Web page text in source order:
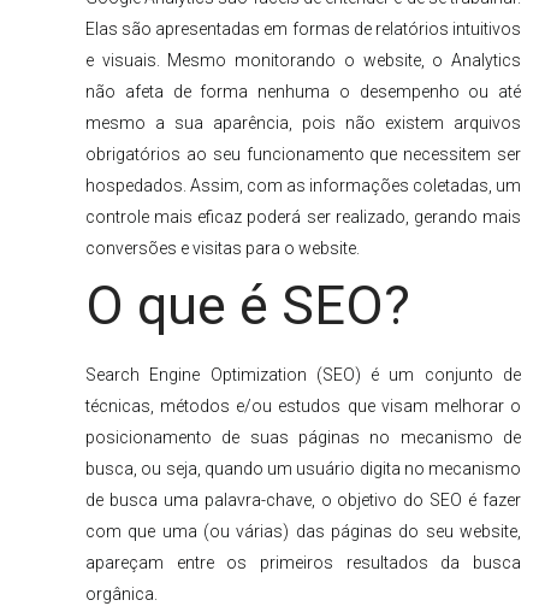
Elas são apresentadas em formas de relatórios intuitivos
e visuais. Mesmo monitorando o website, o Analytics
não afeta de forma nenhuma o desempenho ou até
mesmo a sua aparência, pois não existem arquivos
obrigatórios ao seu funcionamento que necessitem ser
hospedados. Assim, com as informações coletadas, um
controle mais eficaz poderá ser realizado, gerando mais
conversões e visitas para o website.
O que é SEO?
Search Engine Optimization (SEO) é um conjunto de
técnicas, métodos e/ou estudos que visam melhorar o
posicionamento de suas páginas no mecanismo de
busca, ou seja, quando um usuário digita no mecanismo
de busca uma palavra-chave, o objetivo do SEO é fazer
com que uma (ou várias) das páginas do seu website,
apareçam entre os primeiros resultados da busca
orgânica.